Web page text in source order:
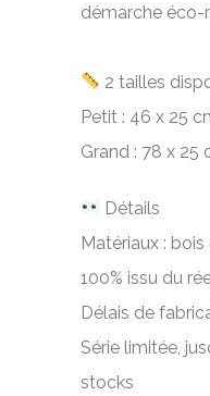
démarche éco-
2 tailles
Petit : 46 x 25
Grand : 78 x 25
Détails
Matériaux :
100% issu du
Délais de
Série limitée,
stocks